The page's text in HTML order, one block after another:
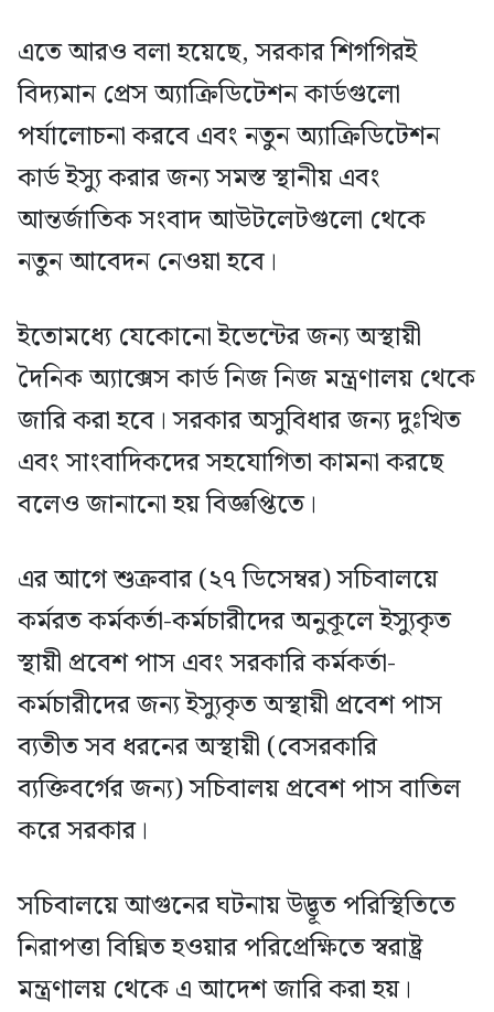
এতে আরও বলা হয়েছে, সরকার শিগগিরই
বিদ্যমান প্রেস অ্যাক্রিডিটেশন কার্ডগুলো
পর্যালোচনা করবে এবং নতুন অ্যাক্রিডিটেশন
কার্ড ইস্যু করার জন্য সমস্ত স্থানীয় এবং
আন্তর্জাতিক সংবাদ আউটলেটগুলো থেকে
নতুন আবেদন নেওয়া হবে‌।
ইতোমধ্যে যেকোনো ইভেন্টের জন্য অস্থায়ী
দৈনিক অ্যাক্সেস কার্ড নিজ নিজ মন্ত্রণালয় থেকে
জারি করা হবে। সরকার অসুবিধার জন্য দুঃখিত
এবং সাংবাদিকদের সহযোগিতা কামনা করছে
বলেও জানানো হয় বিজ্ঞপ্তিতে।
এর আগে শুক্রবার (২৭ ডিসেম্বর) সচিবালয়ে
কর্মরত কর্মকর্তা-কর্মচারীদের অনুকূলে ইস্যুকৃত
স্থায়ী প্রবেশ পাস এবং সরকারি কর্মকর্তা-
কর্মচারীদের জন্য ইস্যুকৃত অস্থায়ী প্রবেশ পাস
ব্যতীত সব ধরনের অস্থায়ী (বেসরকারি
ব্যক্তিবর্গের জন্য) সচিবালয় প্রবেশ পাস বাতিল
করে সরকার।
সচিবালয়ে আগুনের ঘটনায় উদ্ভূত পরিস্থিতিতে
নিরাপত্তা বিঘ্নিত হওয়ার পরিপ্রেক্ষিতে স্বরাষ্ট্র
মন্ত্রণালয় থেকে এ আদেশ জারি করা হয়।